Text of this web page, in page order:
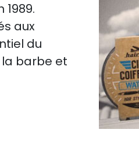
aux
du
la barbe et